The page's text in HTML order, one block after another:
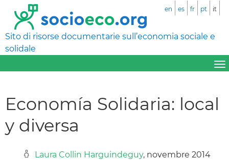
Sito di risorse documentarie sull’economia sociale e
solidale
en es fr pt it
Economía Solidaria: local
y diversa
Laura Collin Harguindeguy, novembre 2014